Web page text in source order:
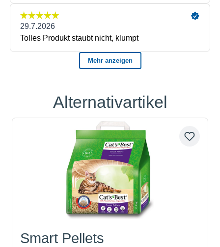
Produktgalerie überspringen
Alternativartikel
Smart Pellets